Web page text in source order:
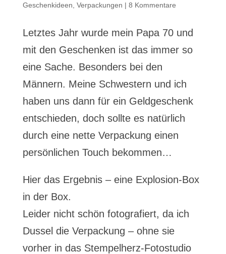
Geschenkideen Verpackungen | 8 Kommentare
Letztes Jahr wurde mein Papa 70 und
mit den Geschenken ist das immer so
eine Sache. Besonders bei den
Männern. Meine Schwestern und ich
haben uns dann für ein Geldgeschenk
entschieden, doch sollte es natürlich
durch eine nette Verpackung einen
persönlichen Touch bekommen…
Hier das Ergebnis – eine Explosion-Box
in der Box.
Leider nicht schön fotografiert, da ich
Dussel die Verpackung – ohne sie
vorher in das Stempelherz-Fotostudio